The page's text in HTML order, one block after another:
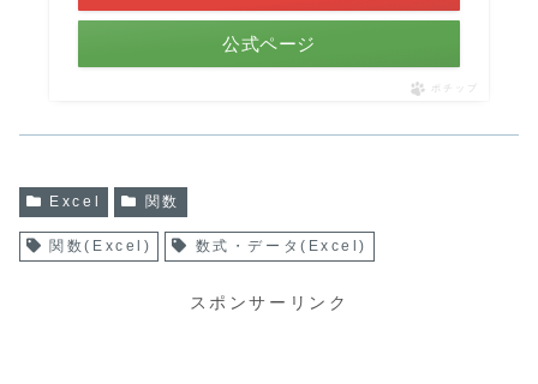
公式ページ
ポチップ
Excel 関数
関数(Excel) 数式・データ(Excel)
スポンサーリンク